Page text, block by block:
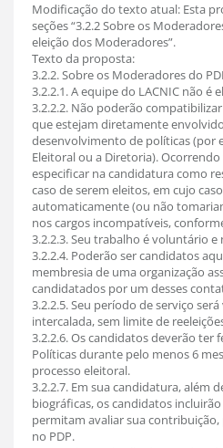
Modificação do texto atual: Esta
seções “3.2.2 Sobre os
eleição dos Moderadores”.
Texto da proposta:
3.2.2. Sobre os Moderadores do
3.2.2.1. A equipe do LACNIC não é
3.2.2.2. Não poderão
que estejam diretamente
desenvolvimento de políticas (por
Eleitoral ou a Diretoria).
especificar na candidatura como
caso de serem eleitos, em cujo
automaticamente (ou não
nos cargos incompatíveis,
3.2.2.3. Seu trabalho é voluntário
3.2.2.4. Poderão ser candidatos
membresia de uma organização
candidatados por um desses
3.2.2.5. Seu período de serviço
intercalada, sem limite de
3.2.2.6. Os candidatos deverão ter
Políticas durante pelo menos 6
processo eleitoral.
3.2.2.7. Em sua candidatura, além
biográficas, os candidatos
permitam avaliar sua
no PDP.